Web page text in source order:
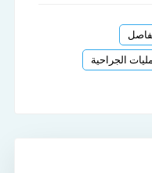
الجراحية